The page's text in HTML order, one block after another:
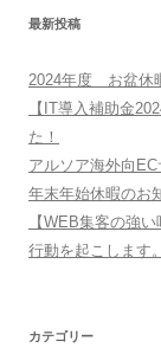
最新投稿
2024年度 お盆休
【IT導入補助金
た！
アルソア海外向
年末年始休暇のお
【WEB集客の強
行動を起こします。
カテゴリー